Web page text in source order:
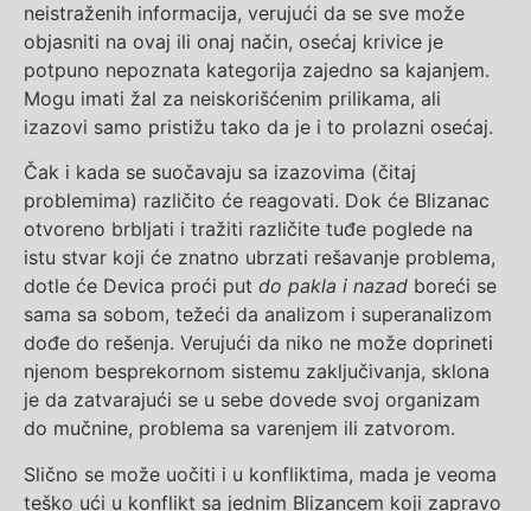
neistraženih informacija, verujući da se sve može
objasniti na ovaj ili onaj način, osećaj krivice je
potpuno nepoznata kategorija zajedno sa kajanjem.
Mogu imati žal za neiskorišćenim prilikama, ali
izazovi samo pristižu tako da je i to prolazni osećaj.
Čak i kada se suočavaju sa izazovima (čitaj
problemima) različito će reagovati. Dok će Blizanac
otvoreno brbljati i tražiti različite tuđe poglede na
istu stvar koji će znatno ubrzati rešavanje problema,
dotle će Devica proći put do pakla i nazad boreći se
sama sa sobom, težeći da analizom i superanalizom
dođe do rešenja. Verujući da niko ne može doprineti
njenom besprekornom sistemu zaključivanja, sklona
je da zatvarajući se u sebe dovede svoj organizam
do mučnine, problema sa varenjem ili zatvorom.
Slično se može uočiti i u konfliktima, mada je veoma
teško ući u konflikt sa jednim Blizancem koji zapravo